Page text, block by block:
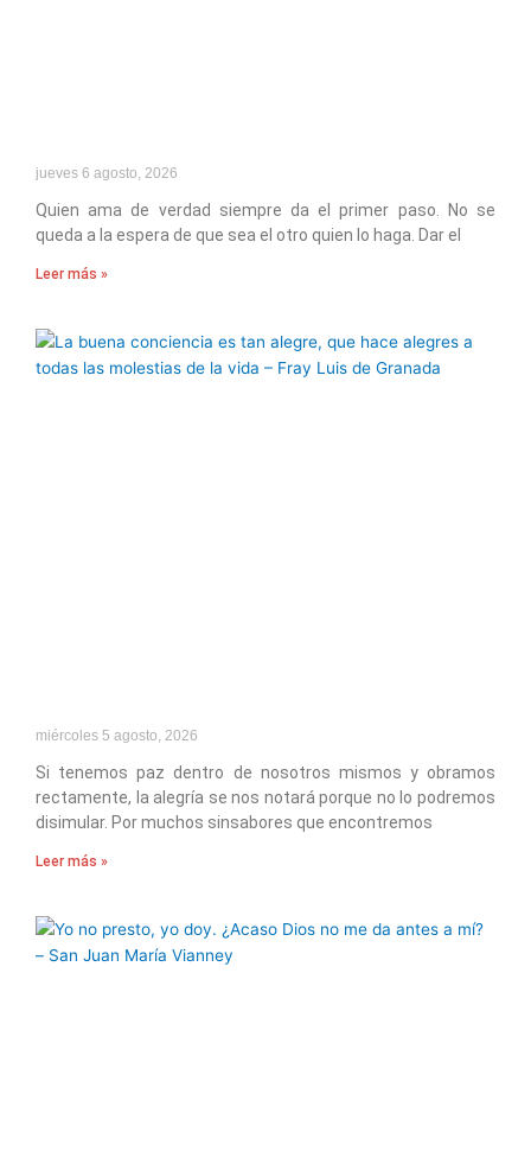
jueves 6 agosto, 2026
Quien ama de verdad siempre da el primer paso. No se
queda a la espera de que sea el otro quien lo haga. Dar el
Leer más »
miércoles 5 agosto, 2026
Si tenemos paz dentro de nosotros mismos y obramos
rectamente, la alegría se nos notará porque no lo podremos
disimular. Por muchos sinsabores que encontremos
Leer más »